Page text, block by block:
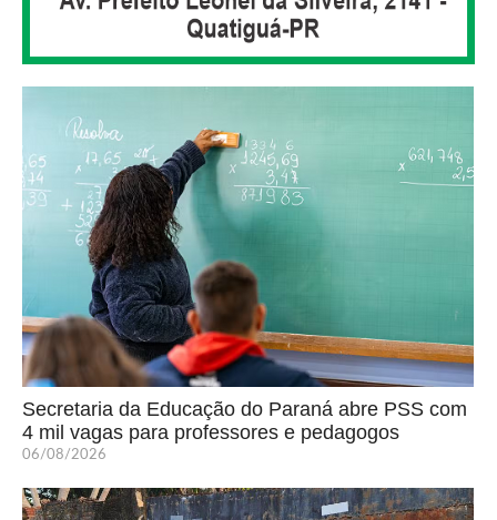
Secretaria da Educação do Paraná abre PSS com
4 mil vagas para professores e pedagogos
06/08/2026